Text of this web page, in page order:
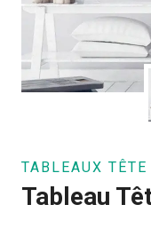
TABLEAUX
Tableau